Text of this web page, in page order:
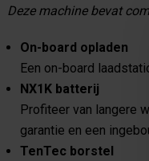
Deze machine bevat
On-board opladen
Een on-board
NX1K batterij
Profiteer van langere
garantie en een
TenTec borstel